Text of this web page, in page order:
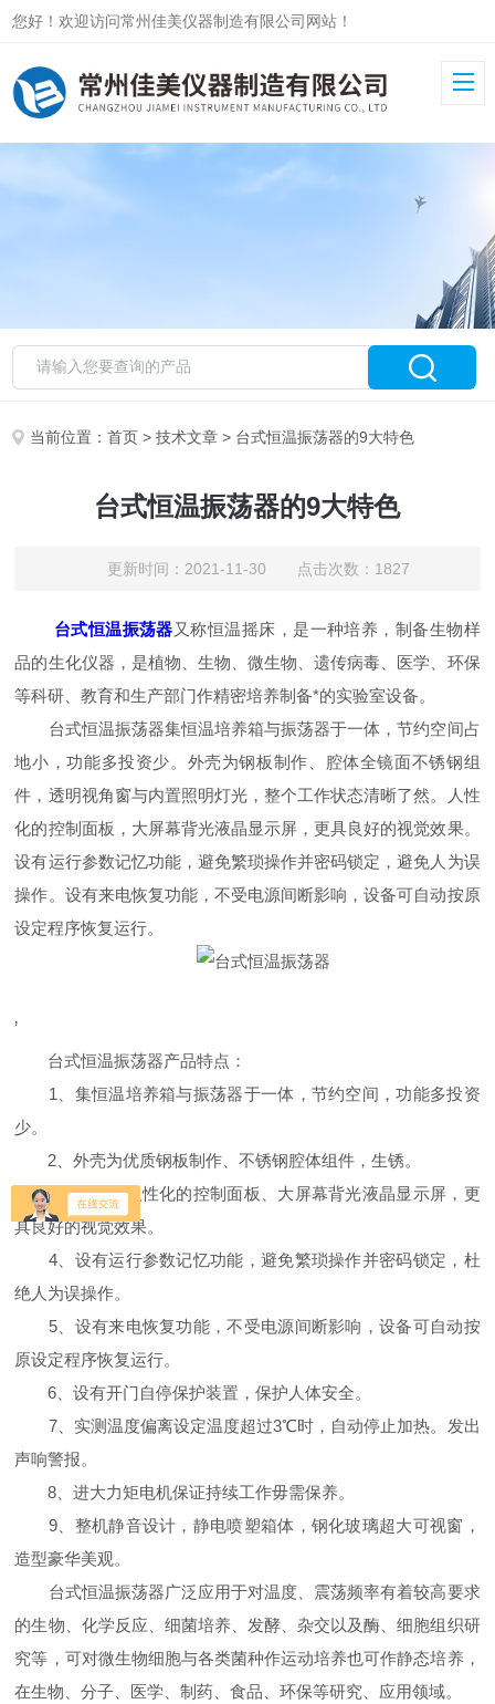
您好！欢迎访问常州佳美仪器制造有限公司网站！
当前位置：首页 >技术文章 > 台式恒温振荡器的9大特色
台式恒温振荡器的9大特色
更新时间：2021-11-30 点击次数：1827
台式恒温振荡器又称恒温摇床，是一种培养，制备生物样
品的生化仪器，是植物、生物、微生物、遗传病毒、医学、环保
等科研、教育和生产部门作精密培养制备*的实验室设备。
台式恒温振荡器集恒温培养箱与振荡器于一体，节约空间占
地小，功能多投资少。外壳为钢板制作、腔体全镜面不锈钢组
件，透明视角窗与内置照明灯光，整个工作状态清晰了然。人性
化的控制面板，大屏幕背光液晶显示屏，更具良好的视觉效果。
设有运行参数记忆功能，避免繁琐操作并密码锁定，避免人为误
操作。设有来电恢复功能，不受电源间断影响，设备可自动按原
设定程序恢复运行。
’
台式恒温振荡器产品特点：
1、集恒温培养箱与振荡器于一体，节约空间，功能多投资
少。
2、外壳为优质钢板制作、不锈钢腔体组件，生锈。
3、倾斜式人性化的控制面板、大屏幕背光液晶显示屏，更
具良好的视觉效果。
4、设有运行参数记忆功能，避免繁琐操作并密码锁定，杜
绝人为误操作。
5、设有来电恢复功能，不受电源间断影响，设备可自动按
原设定程序恢复运行。
6、设有开门自停保护装置，保护人体安全。
7、实测温度偏离设定温度超过3℃时，自动停止加热。发出
声响警报。
8、进大力矩电机保证持续工作毋需保养。
9、整机静音设计，静电喷塑箱体，钢化玻璃超大可视窗，
造型豪华美观。
台式恒温振荡器广泛应用于对温度、震荡频率有着较高要求
的生物、化学反应、细菌培养、发酵、杂交以及酶、细胞组织研
究等，可对微生物细胞与各类菌种作运动培养也可作静态培养，
在生物、分子、医学、制药、食品、环保等研究、应用领域。